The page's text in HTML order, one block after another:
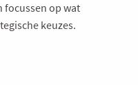
focussen op wat
keuzes.